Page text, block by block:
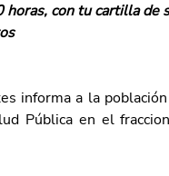
con tu cartilla de
informa a la
Pública en el